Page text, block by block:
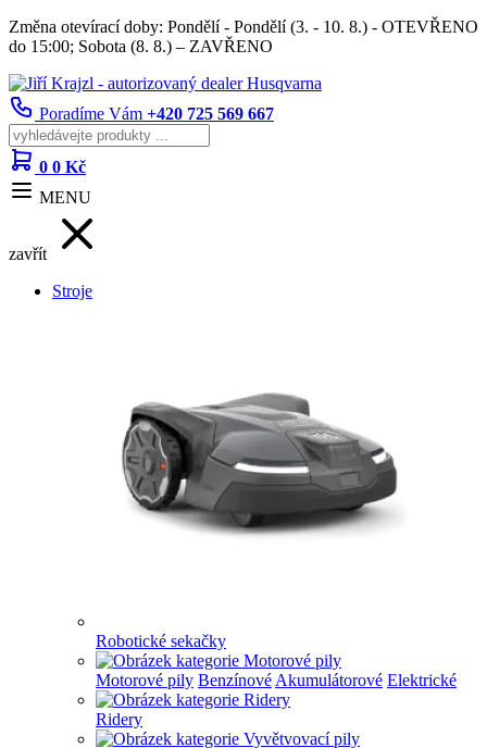
Změna otevírací doby: Pondělí - Pondělí (3. - 10. 8.) - OTEVŘENO
do 15:00; Sobota (8. 8.) – ZAVŘENO
Poradíme Vám +420 725 569 667
0 0 Kč
MENU
zavřít
Stroje
Robotické sekačky
Motorové pily Benzínové Akumulátorové Elektrické
Ridery